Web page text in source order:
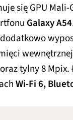
się GPU
Galaxy A54
dodatkowo
oraz tylny 8
Wi-Fi 6,